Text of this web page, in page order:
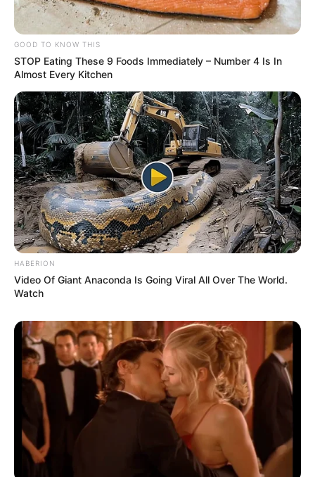
GOOD TO KNOW THIS
STOP Eating These 9 Foods Immediately – Number 4 Is In
Almost Every Kitchen
HABERION
Video Of Giant Anaconda Is Going Viral All Over The World.
Watch